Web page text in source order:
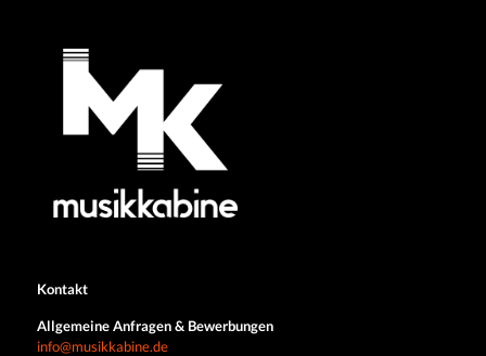
Kontakt
Allgemeine Anfragen & Bewerbungen
info@musikkabine.de